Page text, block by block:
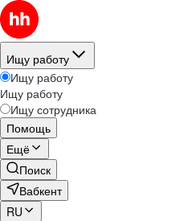
Ищу работу
Ищу работу
Ищу работу
Ищу сотрудника
Помощь
Ещё
Поиск
Вабкент
RU